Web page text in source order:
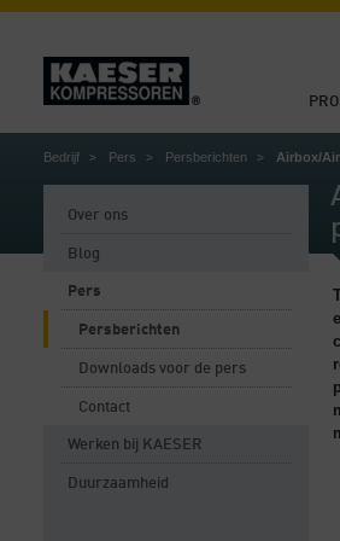
Bedrijf Pers Persberichten Airbox/
Over ons
Blog
Pers
Persberichten
Downloads voor de pers
Contact
Werken bij KAESER
Duurzaamheid